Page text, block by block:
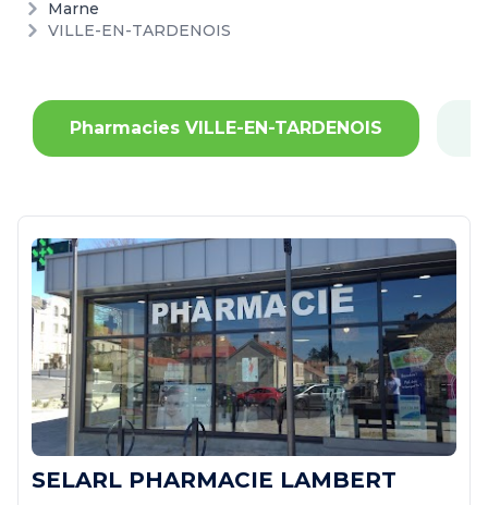
Marne
VILLE-EN-TARDENOIS
Pharmacies VILLE-EN-TARDENOIS
SELARL PHARMACIE LAMBERT